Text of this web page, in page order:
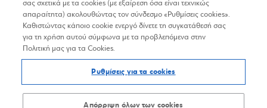
Όροι Χρήσης
Προσωπικά Δεδομένα στον Διαδικτυακό Τόπο
Δήλωση Προσβασιμότητας
Sitemap
σας σχετικά με τα cookies (με εξαίρεση όσα είναι τεχνικώς
απαραίτητα) ακολουθώντας τον σύνδεσμο «Ρυθμίσεις cookies».
Καθιστώντας κάποιο cookie ενεργό δίνετε τη συγκατάθεσή σας
για τη χρήση αυτού σύμφωνα με τα προβλεπόμενα στην
Πολιτική μας για τα Cookies.
Ρυθμίσεις για τα cookies
Απόρριψη όλων των cookies